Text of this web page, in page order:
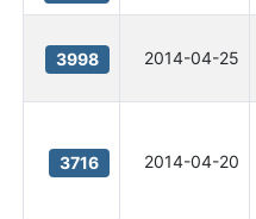
2014-04-25
3998
2014-04-20
3716